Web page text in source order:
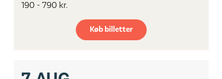
190 - 790 kr.
Køb billetter